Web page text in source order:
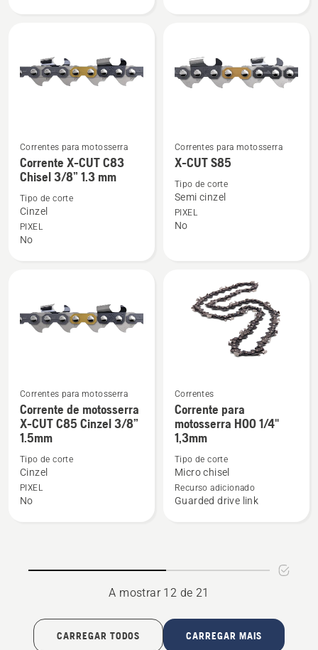
Ver
mais
detalhes
sobre
Corrente
1.3
Correntes para motosserra
Corrente X-CUT C83
Chisel 3/8” 1.3 mm
Tipo de corte
Cinzel
PIXEL
No
Ver
mais
detalhes
sobre
Correntes para motosserra
X-CUT S85
Tipo de corte
Semi cinzel
PIXEL
No
Ver
mais
detalhes
sobre
Corrente
de
motosserra
Cinzel
Correntes para motosserra
Corrente de motosserra
X-CUT C85 Cinzel 3/8”
1.5mm
Tipo de corte
Cinzel
PIXEL
No
Ver
mais
detalhes
sobre
Corrente
para
motosserra
Correntes
Corrente para
motosserra H00 1/4"
1,3mm
Tipo de corte
Micro chisel
Recurso adicionado
Guarded drive link
A mostrar 12 de 21
CARREGAR TODOS CARREGAR MAIS